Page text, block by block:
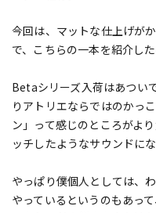
今回は、マットな仕上げが
で、こちらの一本を紹介した
Betaシリーズ入荷はあつい
りアトリエならではのかっ
ン」って感じのところがよ
ッチしたようなサウンドにな
やっぱり僕個人としては、
やっているというのもあっ